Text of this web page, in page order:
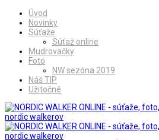
Úvod
Novinky
Súťaže
Súťaž online
Mudrovačky
Foto
NW sezóna 2019
Náš TIP
Užitočné